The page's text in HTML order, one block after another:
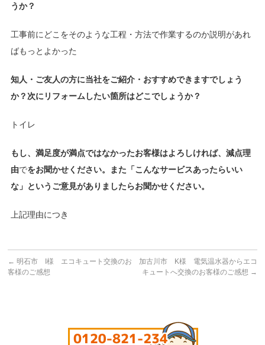
うか？
工事前にどこをそのような工程・方法で作業するのか説明があれ
ばもっとよかった
知人・ご友人の方に当社をご紹介・おすすめできますでしょう
か？次にリフォームしたい箇所はどこでしょうか？
トイレ
もし、満足度が満点ではなかったお客様はよろしければ、減点理
由でをお聞かせください。また「こんなサービスあったらいい
な」というご意見がありましたらお聞かせください。
上記理由につき
← 明石市 I様 エコキュート交換のお
客様のご感想
加古川市 K様 電気温水器からエコ
キュートへ交換のお客様のご感想 →